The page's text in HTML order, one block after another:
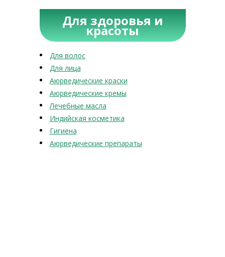
Для здоровья и
красоты
Для волос
Для лица
Аюрведические краски
Аюрведические кремы
Лечебные масла
Индийская косметика
Гигиена
Аюрведические препараты